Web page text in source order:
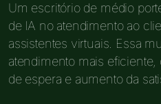
Um escritório de médio
de IA no atendimento ao
assistentes virtuais. Essa
atendimento mais
de espera e aumento da